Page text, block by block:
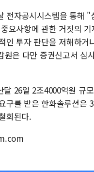
전자공시시스템을 통해
요사항에 관한 거짓의
인 투자 판단을 저해하
원은 다만 증권신고서 심
달 26일 2조4000억원 규
구를 받은 한화솔루션은
회된다.